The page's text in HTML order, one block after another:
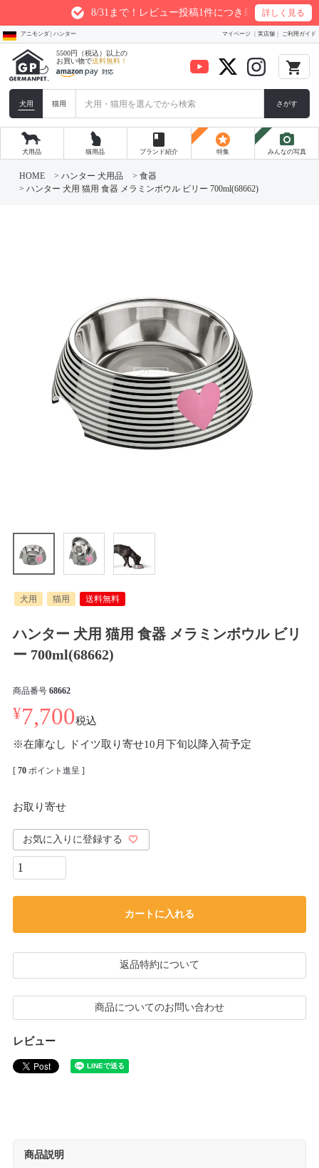
8/31まで！レビュー投稿1件につき最大200ptプレゼン
詳しく見る
アニモンダ | ハンター マイページ 実店舗 ご利用ガイド
5500円（税込）以上の
お買い物で送料無料！ local_grocery_store
犬用 猫用 さがす
犬用品 猫用品
book
ブランド紹介
stars
特集
photo_camera
みんなの写真
HOME ハンター 犬用品
食器
ハンター 犬用 猫用 食器 メラミンボウル ビリー 700ml(68662)
犬用 猫用 送料無料
ハンター 犬用 猫用 食器 メラミンボウル ビリ
ー 700ml(68662)
商品番号 68662
¥7,700税込
※在庫なし ドイツ取り寄せ10月下旬以降入荷予定
[ 70 ポイント進呈 ]
お取り寄せ
お気に入りに登録する
カートに入れる
返品特約について
商品についてのお問い合わせ
レビュー
商品説明